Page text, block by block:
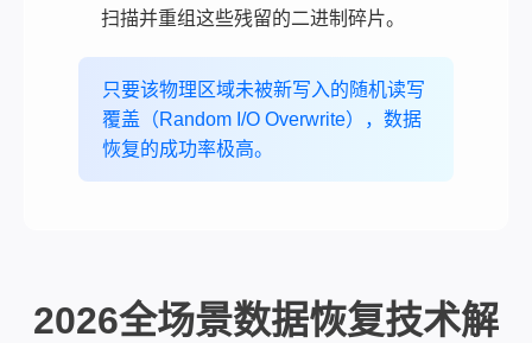
扫描并重组这些残留的二进制碎片。
只要该物理区域未被新写入的随机读写
覆盖（Random I/O Overwrite），数据
恢复的成功率极高。
2026全场景数据恢复技术解